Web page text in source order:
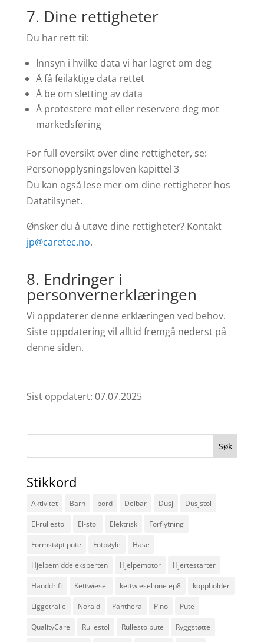
7. Dine rettigheter
Du har rett til:
Innsyn i hvilke data vi har lagret om deg
Å få feilaktige data rettet
Å be om sletting av data
Å protestere mot eller reservere deg mot
markedsføring
For full oversikt over dine rettigheter, se:
Personopplysningsloven kapittel 3
Du kan også lese mer om dine rettigheter hos
Datatilsynet.
Ønsker du å utøve dine rettigheter? Kontakt
jp@caretec.no.
8. Endringer i
personvernerklæringen
Vi oppdaterer denne erklæringen ved behov.
Siste oppdatering vil alltid fremgå nederst på
denne siden.
Sist oppdatert: 07.07.2025
Stikkord
Aktivitet Barn bord Delbar Dusj Dusjstol
El-rullestol El-stol Elektrisk Forflytning
Formstøpt pute Fotbøyle Hase
Hjelpemiddeleksperten Hjelpemotor Hjertestarter
Hånddrift Kettwiesel kettwiesel one ep8 koppholder
Liggetralle Noraid Panthera Pino Pute
QualityCare Rullestol Rullestolpute Ryggstøtte